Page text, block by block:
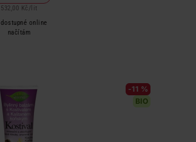
532,00 Kč / lit
dostupné online
načítám
-11 %
BIO